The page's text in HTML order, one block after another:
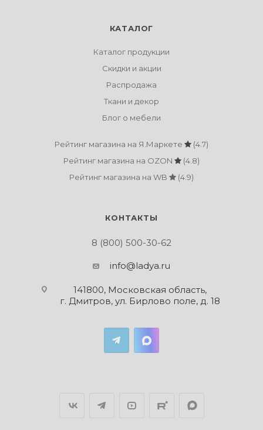
КАТАЛОГ
Каталог продукции
Скидки и акции
Распродажа
Ткани и декор
Блог о мебели
Рейтинг магазина на Я.Маркете
(4.7)
Рейтинг магазина на OZON
(4.8)
Рейтинг магазина на WB
(4.9)
КОНТАКТЫ
8 (800) 500-30-62
info@ladya.ru
141800, Московская область,
г. Дмитров, ул. Бирлово поле, д. 18